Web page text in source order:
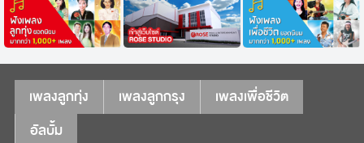
เพลงลูกทุ่ง เพลงลูกกรุง
เพลงเพื่อชีวิต
อัลบั้ม